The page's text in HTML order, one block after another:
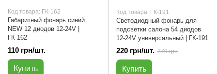
Код товара: ГК-162
Габаритный фонарь синий
NEW 12 диодов 12-24V |
ГК-162
110 грн/шт.
Купить
Код товара: ГК-191
Светодиодный фонарь для
подсветки салона 54 диодов
12-24V универсальный | ГК-191
220 грн/шт. 270 грн
Купить